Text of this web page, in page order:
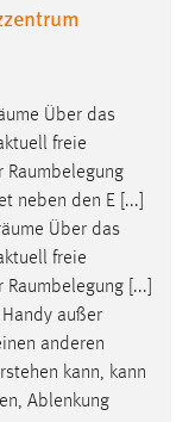
Über das
freie
Raumbelegung
neben den E [...]
Über das
freie
Raumbelegung [...]
außer
anderen
kann, kann
Ablenkung
der Website.
mibew-